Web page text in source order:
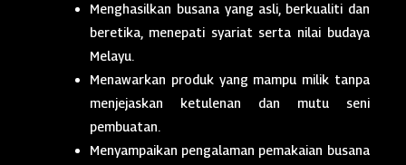
Menghasilkan busana yang asli, berkualiti dan
beretika, menepati syariat serta nilai budaya
Melayu.
Menawarkan produk yang mampu milik tanpa
menjejaskan ketulenan dan mutu seni
pembuatan.
Menyampaikan pengalaman pemakaian busana